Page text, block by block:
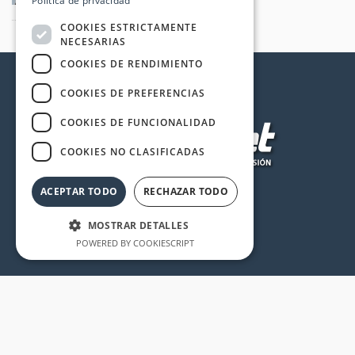
2025
COOKIES ESTRICTAMENTE
NECESARIAS
COOKIES DE RENDIMIENTO
COOKIES DE PREFERENCIAS
COOKIES DE FUNCIONALIDAD
COOKIES NO CLASIFICADAS
ACEPTAR TODO RECHAZAR TODO
MOSTRAR DETALLES
POWERED BY COOKIESCRIPT